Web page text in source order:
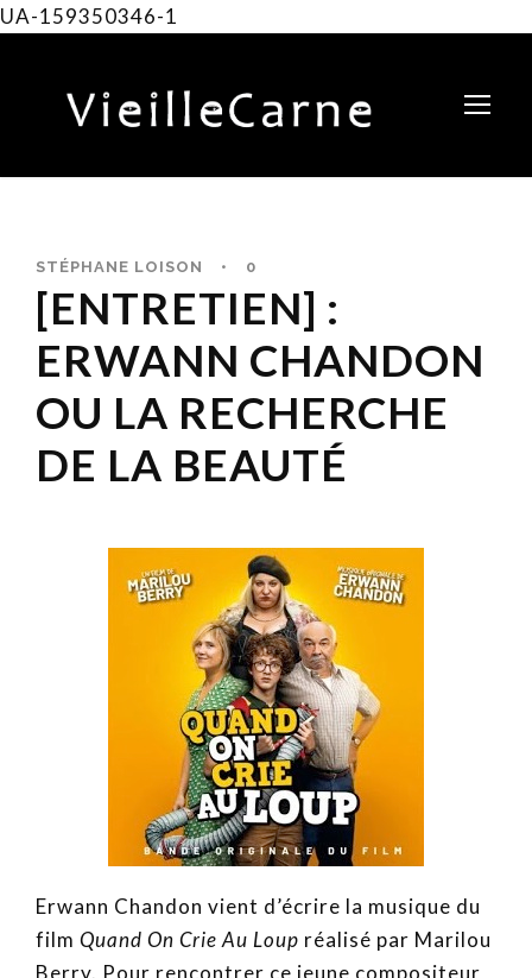
UA-159350346-1
STÉPHANE LOISON • 0
[ENTRETIEN] :
ERWANN CHANDON
OU LA RECHERCHE
DE LA BEAUTÉ
Erwann Chandon vient d’écrire la musique du
film Quand On Crie Au Loup réalisé par Marilou